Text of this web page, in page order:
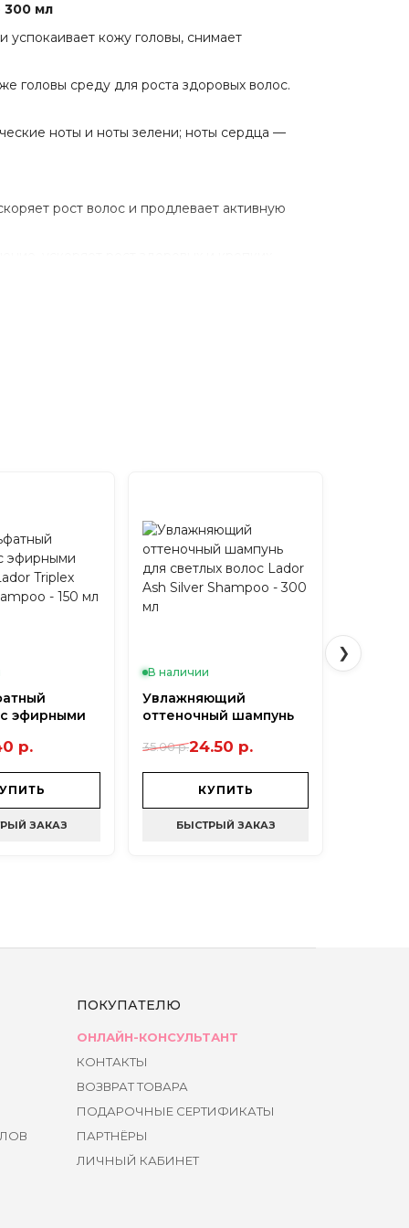
300 мл
кожу головы, снимает
головы среду для роста здоровых волос.
ноты и ноты зелени; ноты сердца —
рост волос и продлевает активную
сильными и блестящими.
увлажняет и поддерживает
активность сальных желез.
❯
эфирными
- 150
р.
ЗАКАЗ
В наличии
Увлажняющий
оттеночный шампунь
Lador Ash Silver
35.00 р.24.50 р.
КУПИТЬ
БЫСТРЫЙ ЗАКАЗ
ПОКУПАТЕЛЮ
ОНЛАЙН-КОНСУЛЬТАНТ
КОНТАКТЫ
ВОЗВРАТ ТОВАРА
ПОДАРОЧНЫЕ СЕРТИФИКАТЫ
ПАРТНЁРЫ
ЛИЧНЫЙ КАБИНЕТ